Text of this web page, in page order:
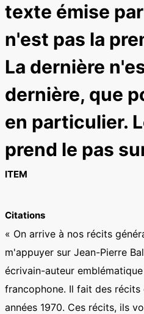
texte émise
n'est pas la
La dernière
dernière, que
en particulier.
prend le pas
ITEM
Citations
« On arrive à nos récits
m'appuyer sur Jean-Pierre
écrivain-auteur
francophone. Il fait des
années 1970. Ces récits, ils